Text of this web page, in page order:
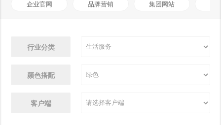
企业官网 品牌营销 集团网站
行业分类
颜色搭配
客户端